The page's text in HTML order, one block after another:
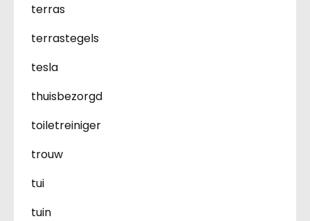
terras
terrastegels
tesla
thuisbezorgd
toiletreiniger
trouw
tui
tuin